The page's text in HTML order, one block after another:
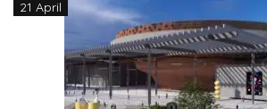
21 April